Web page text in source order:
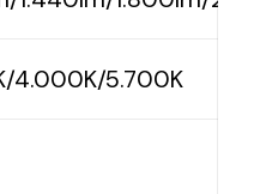
4.000K/5.700K